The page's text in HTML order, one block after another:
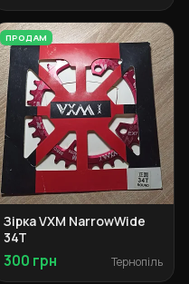
ПРОДАМ
Зірка VXM NarrowWide
34T
300 грн Тернопіль